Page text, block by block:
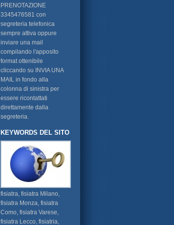
PRENOTAZIONE
3345476581 con
segreteria telefonica
sempre attiva oppure
inviare una mail
compilando l'apposito
format ottenibile
cliccando su INVIA UNA
MAIL in fondo alla
colonna di sinistra per
essere ricontattati
direttamente dalla
segreteria.
KEYWORDS DEL SITO
fisiatra, fisiatra Milano,
fisiatra Monza, fisiatra
Como, fisiatra Varese,
fisiatra Lecco, fisiatria,